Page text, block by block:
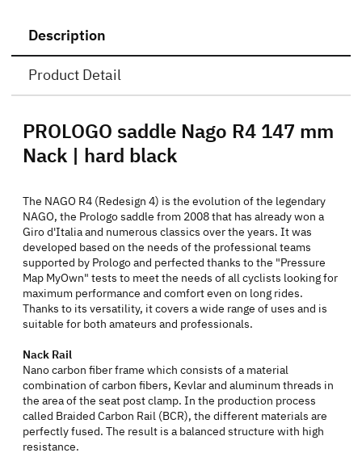
Description
Product Detail
PROLOGO saddle Nago R4 147 mm
Nack | hard black
The NAGO R4 (Redesign 4) is the evolution of the legendary
NAGO, the Prologo saddle from 2008 that has already won a
Giro d'Italia and numerous classics over the years. It was
developed based on the needs of the professional teams
supported by Prologo and perfected thanks to the "Pressure
Map MyOwn" tests to meet the needs of all cyclists looking for
maximum performance and comfort even on long rides.
Thanks to its versatility, it covers a wide range of uses and is
suitable for both amateurs and professionals.
Nack Rail
Nano carbon fiber frame which consists of a material
combination of carbon fibers, Kevlar and aluminum threads in
the area of the seat post clamp. In the production process
called Braided Carbon Rail (BCR), the different materials are
perfectly fused. The result is a balanced structure with high
resistance.